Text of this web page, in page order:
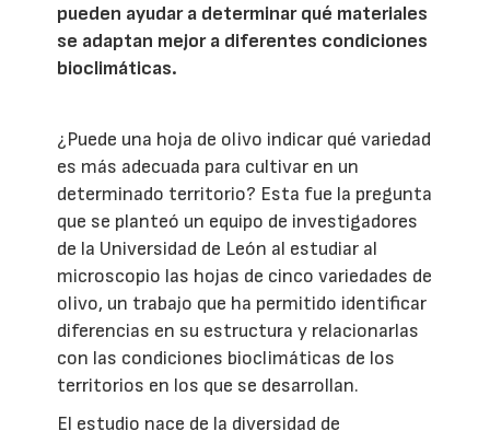
pueden ayudar a determinar qué materiales
se adaptan mejor a diferentes condiciones
bioclimáticas.
¿Puede una hoja de olivo indicar qué variedad
es más adecuada para cultivar en un
determinado territorio? Esta fue la pregunta
que se planteó un equipo de investigadores
de la Universidad de León al estudiar al
microscopio las hojas de cinco variedades de
olivo, un trabajo que ha permitido identificar
diferencias en su estructura y relacionarlas
con las condiciones bioclimáticas de los
territorios en los que se desarrollan.
El estudio nace de la diversidad de